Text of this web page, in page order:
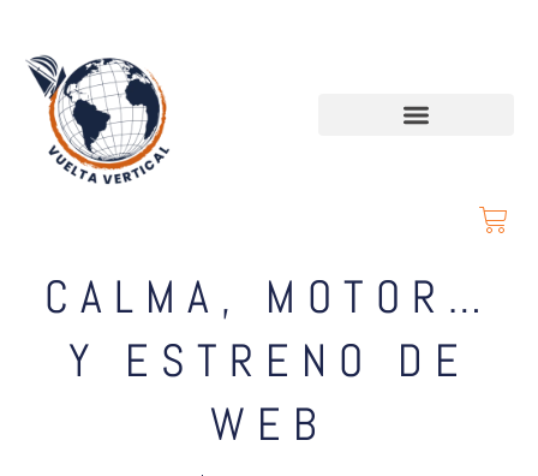
CALMA, MOTOR…
Y ESTRENO DE
WEB